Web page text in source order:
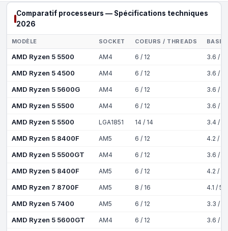
Comparatif processeurs — Spécifications techniques
2026
MODÈLE SOCKET COEURS / THREADS BASE
AMD Ryzen 5 5500 AM4 6 / 12 3.6 /
AMD Ryzen 5 4500 AM4 6 / 12 3.6 /
AMD Ryzen 5 5600G AM4 6 / 12 3.6 /
AMD Ryzen 5 5500 AM4 6 / 12 3.6 /
AMD Ryzen 5 5500 LGA1851 14 / 14 3.4 /
AMD Ryzen 5 8400F AM5 6 / 12 4.2 /
AMD Ryzen 5 5500GT AM4 6 / 12 3.6 /
AMD Ryzen 5 8400F AM5 6 / 12 4.2 /
AMD Ryzen 7 8700F AM5 8 / 16 4.1 /
AMD Ryzen 5 7400 AM5 6 / 12 3.3 /
AMD Ryzen 5 5600GT AM4 6 / 12 3.6 /